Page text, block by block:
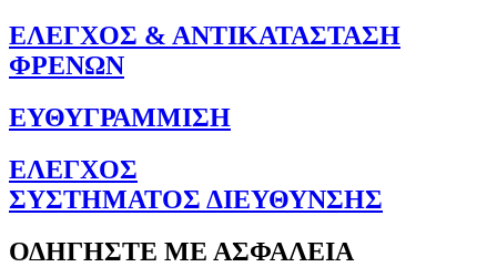
ΕΛΕΓΧΟΣ & ΑΝΤΙΚΑΤΑΣΤΑΣΗ
ΦΡΕΝΩΝ
ΕΥΘΥΓΡΑΜΜΙΣΗ
ΕΛΕΓΧΟΣ
ΣΥΣΤΗΜΑΤΟΣ ΔΙΕΥΘΥΝΣΗΣ
ΟΔΗΓΗΣΤΕ ΜΕ ΑΣΦΑΛΕΙΑ